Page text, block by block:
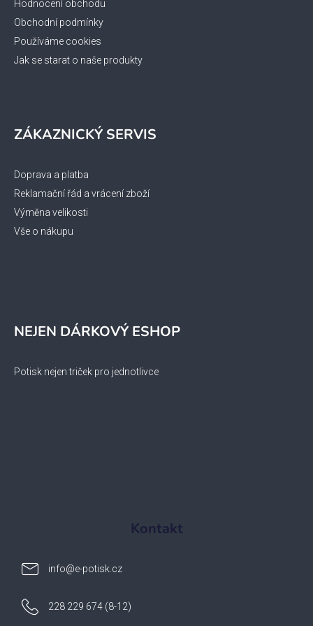
Hodnocení obchodu
Obchodní podmínky
Používáme cookies
Jak se starat o naše produkty
ZÁKAZNICKÝ SERVIS
Doprava a platba
Reklamační řád a vrácení zboží
Výměna velikosti
Vše o nákupu
NEJEN DÁRKOVÝ ESHOP
Potisk nejen triček pro jednotlivce
Kontakt
info@e-potisk.cz
228 229 674 (8-12)